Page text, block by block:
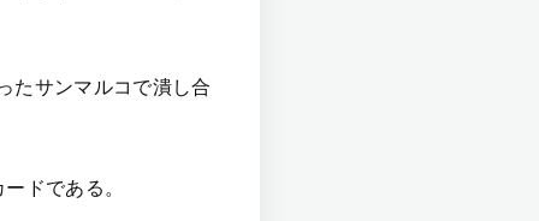
たサンマルコで潰し合
ドである。